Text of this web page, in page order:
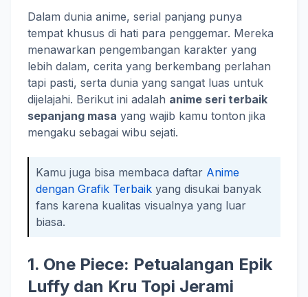
Dalam dunia anime, serial panjang punya
tempat khusus di hati para penggemar. Mereka
menawarkan pengembangan karakter yang
lebih dalam, cerita yang berkembang perlahan
tapi pasti, serta dunia yang sangat luas untuk
dijelajahi. Berikut ini adalah anime seri terbaik
sepanjang masa yang wajib kamu tonton jika
mengaku sebagai wibu sejati.
Kamu juga bisa membaca daftar Anime
dengan Grafik Terbaik yang disukai banyak
fans karena kualitas visualnya yang luar
biasa.
1. One Piece: Petualangan Epik
Luffy dan Kru Topi Jerami